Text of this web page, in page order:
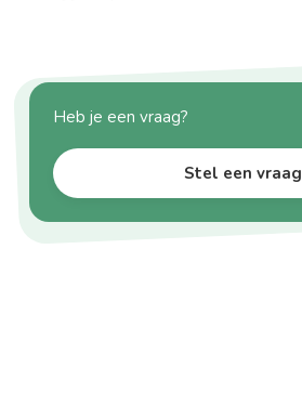
Heb je een vraag?
Stel een vraag